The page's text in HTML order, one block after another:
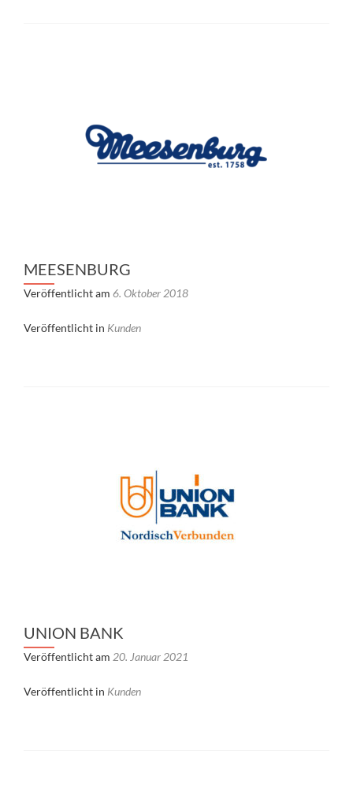
MEESENBURG
Veröffentlicht am 6. Oktober 2018
Veröffentlicht in Kunden
UNION BANK
Veröffentlicht am 20. Januar 2021
Veröffentlicht in Kunden